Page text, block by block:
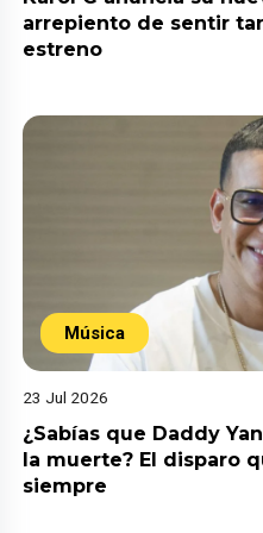
arrepiento de sentir
estreno
Música
23 Jul 2026
¿Sabías que Daddy
la muerte? El disparo
siempre